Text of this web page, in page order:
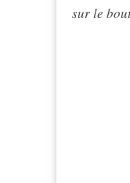
sur le